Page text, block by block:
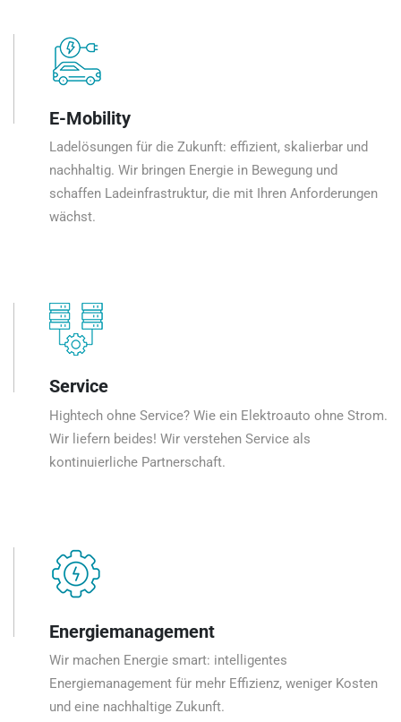
E-Mobility
Ladelösungen für die Zukunft: effizient, skalierbar und
nachhaltig. Wir bringen Energie in Bewegung und
schaffen Ladeinfrastruktur, die mit Ihren Anforderungen
wächst.
Service
Hightech ohne Service? Wie ein Elektroauto ohne Strom.
Wir liefern beides! Wir verstehen Service als
kontinuierliche Partnerschaft.
Energiemanagement
Wir machen Energie smart: intelligentes
Energiemanagement für mehr Effizienz, weniger Kosten
und eine nachhaltige Zukunft.